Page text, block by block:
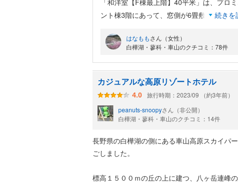
「和洋室【F棟最上階】40平米」は、プロ
ント棟3階にあって、窓側が6畳敷きになっ
いました。霧で山々は見えませんでしたが、
は白樺湖の明かりが見えました。3種類のコー
ット付きの内湯、（眺めが良い）露天風呂が
って、温泉ではありませんが、「天狗水」が
われているそうです。夕・朝食バイキングは
種類もまあまあで、美味しかったですが、旅
にぎり寿司、ちらし寿司や巻寿司」はあり
んでした。14時半に着いたら、「手続きは15
直前に着いた人から手続きされそうになり
続きを
はなももさん（女性）
白樺湖・蓼科・車山のクチコミ：78件
カジュアルな高原リゾートホテル
4.0
旅行時期：2023/09 （約3年前）
peanuts-snoopyさん（非公開）
白樺湖・蓼科・車山のクチコミ：14件
長野県の白樺湖の側にある車山高原スカイパ
ごしました。
標高１５００ｍの丘の上に建つ、八ヶ岳連峰